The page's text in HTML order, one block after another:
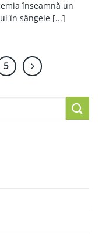
înseamnă un
în sângele [...]
5